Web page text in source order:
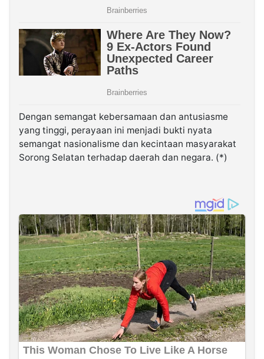
Dengan semangat kebersamaan dan antusiasme
yang tinggi, perayaan ini menjadi bukti nyata
semangat nasionalisme dan kecintaan masyarakat
Sorong Selatan terhadap daerah dan negara. (*)